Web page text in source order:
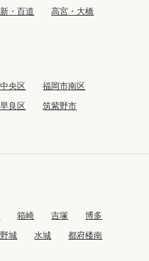
・百道
高宮・大橋
央区
福岡市南区
良区
筑紫野市
箱崎 吉塚
博多
城 水城
都府楼南